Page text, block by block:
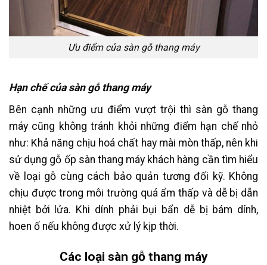
Ưu điểm của sàn gỗ thang máy
Hạn chế của sàn gỗ thang máy
Bên cạnh những ưu điểm vượt trội thì sàn gỗ thang
máy cũng không tránh khỏi những điểm hạn chế nhỏ
như: Khả năng chịu hoá chất hay mài mòn thấp, nên khi
sử dụng gỗ ốp sàn thang máy khách hàng cần tìm hiểu
về loại gỗ cùng cách bảo quản tương đối kỹ. Không
chịu được trong môi trường quá ẩm thấp và dễ bị dẫn
nhiệt bởi lửa. Khi dính phải bụi bẩn dễ bị bám dính,
hoen ố nếu không được xử lý kịp thời.
Các loại sàn gỗ thang máy